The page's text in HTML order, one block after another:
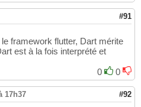
#91
framework flutter, Dart mérite
est à la fois interprété et
0
0
17h37 #92